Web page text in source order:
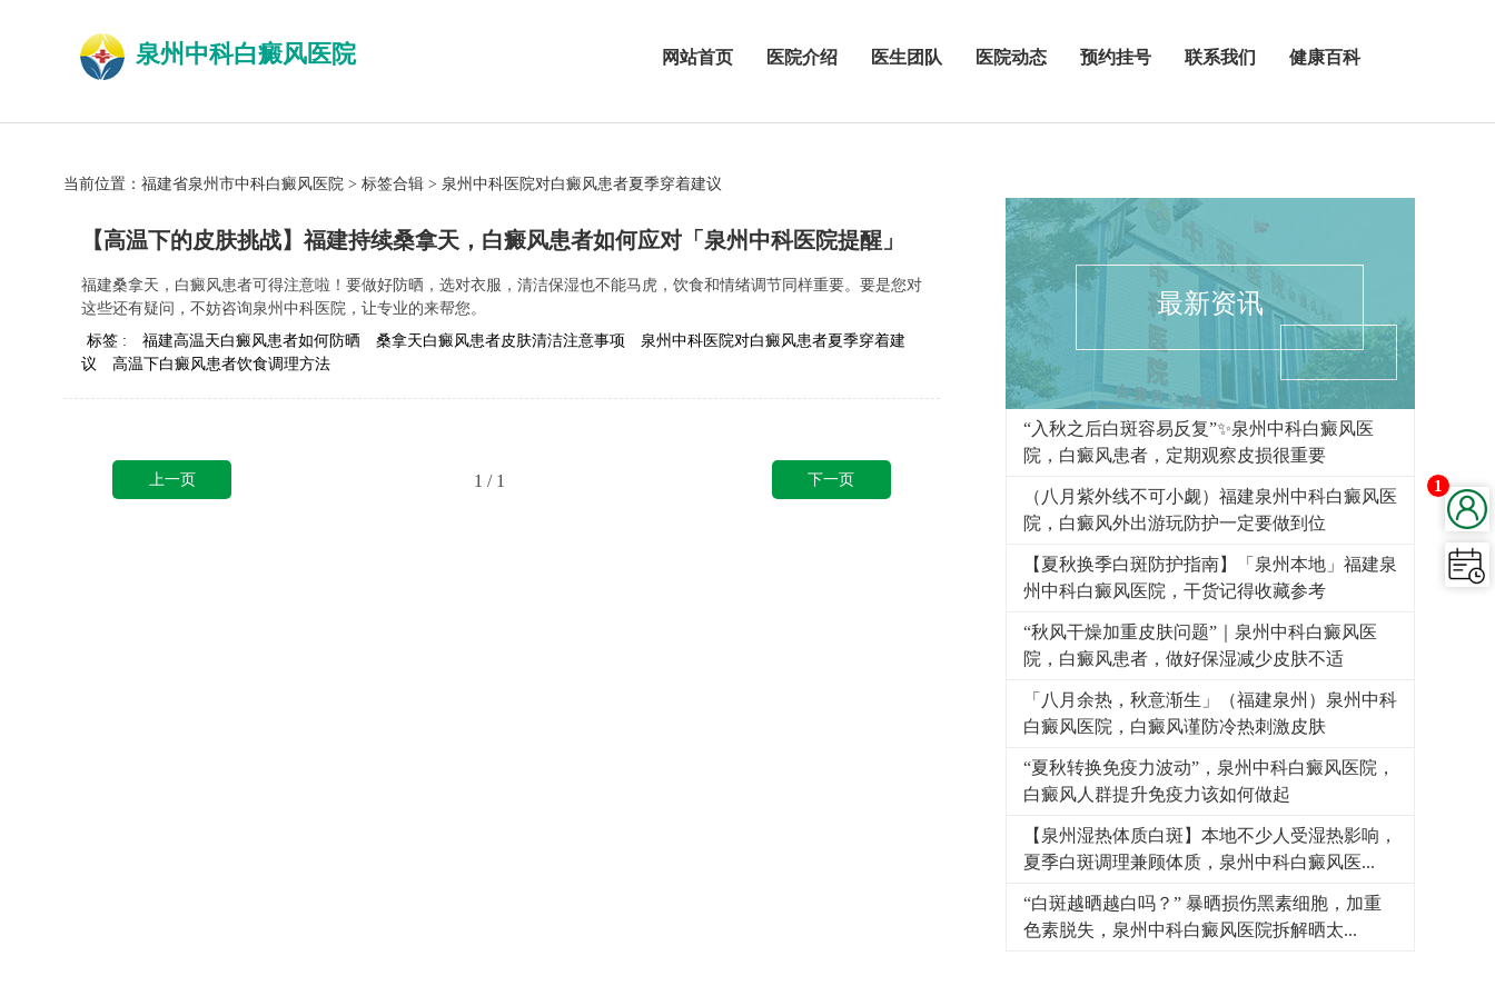
1
泉州中科白癜风医院 网站首页 医院介绍 医生团队 医院动态 预约挂号 联系我们 健康百科
当前位置： 福建省泉州市中科白癜风医院 > 标签合辑 > 泉州中科医院对白癜风患者夏季穿着建议
【高温下的皮肤挑战】福建持续桑拿天，白癜风患者如何应对「泉州中科医院提醒」
福建桑拿天，白癜风患者可得注意啦！要做好防晒，选对衣服，清洁保湿也不能马虎，饮食和情绪调节同样重要。要是您对
这些还有疑问，不妨咨询泉州中科医院，让专业的来帮您。
标签 :
福建高温天白癜风患者如何防晒 桑拿天白癜风患者皮肤清洁注意事项
泉州中科医院对白癜风患者夏季穿着建
议
高温下白癜风患者饮食调理方法
上一页 1 / 1 下一页
最新资讯
“入秋之后白斑容易反复”✨泉州中科白癜风医
院，白癜风患者，定期观察皮损很重要
（八月紫外线不可小觑）福建泉州中科白癜风医
院，白癜风外出游玩防护一定要做到位
【夏秋换季白斑防护指南】「泉州本地」福建泉
州中科白癜风医院，干货记得收藏参考
“秋风干燥加重皮肤问题”｜泉州中科白癜风医
院，白癜风患者，做好保湿减少皮肤不适
「八月余热，秋意渐生」（福建泉州）泉州中科
白癜风医院，白癜风谨防冷热刺激皮肤
“夏秋转换免疫力波动”，泉州中科白癜风医院，
白癜风人群提升免疫力该如何做起
【泉州湿热体质白斑】本地不少人受湿热影响，
夏季白斑调理兼顾体质，泉州中科白癜风医...
“白斑越晒越白吗？” 暴晒损伤黑素细胞，加重
色素脱失，泉州中科白癜风医院拆解晒太...